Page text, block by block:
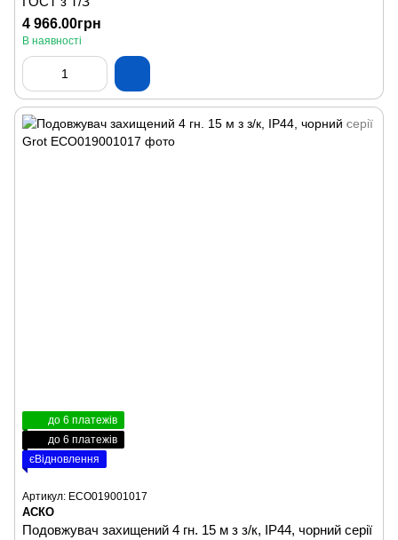
4 966.00грн
В наявності
до 6 платежів
до 6 платежів
єВідновлення
Артикул: ECO019001017
АСКО
Подовжувач захищений 4 гн. 15 м з з/к, ІР44, чорний серії